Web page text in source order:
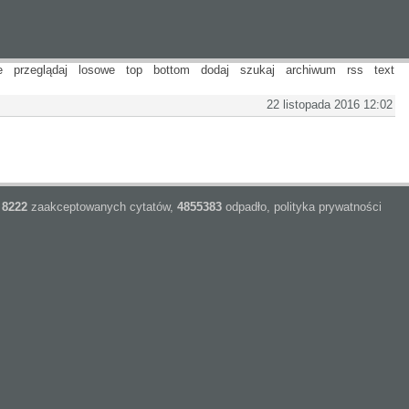
przeglądaj losowe top bottom dodaj szukaj archiwum rss text
22 listopada 2016 12:02
8222 zaakceptowanych cytatów, 4855383 odpadło, polityka prywatności